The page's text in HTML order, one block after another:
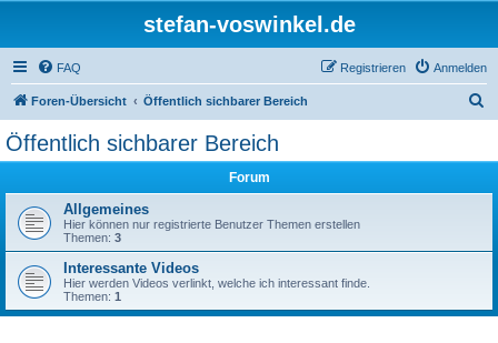
stefan-voswinkel.de
FAQ Anmelden
Registrieren
Foren-Übersicht Öffentlich sichbarer Bereich
Öffentlich sichbarer Bereich
Forum
Allgemeines
Hier können nur registrierte Benutzer Themen erstellen
Themen: 3
Interessante Videos
Hier werden Videos verlinkt, welche ich interessant finde.
Themen: 1